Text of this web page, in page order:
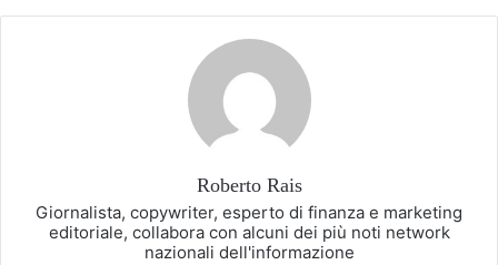
Roberto Rais
Giornalista, copywriter, esperto di finanza e marketing
editoriale, collabora con alcuni dei più noti network
nazionali dell'informazione